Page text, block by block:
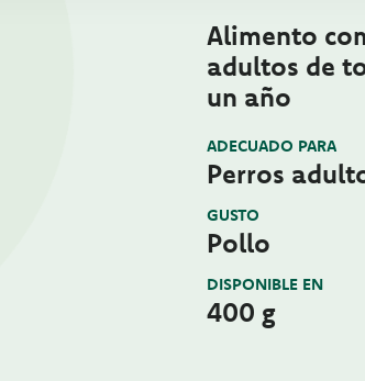
Alimento
adultos de
un año
ADECUADO PARA
Perros
GUSTO
Pollo
DISPONIBLE EN
400 g